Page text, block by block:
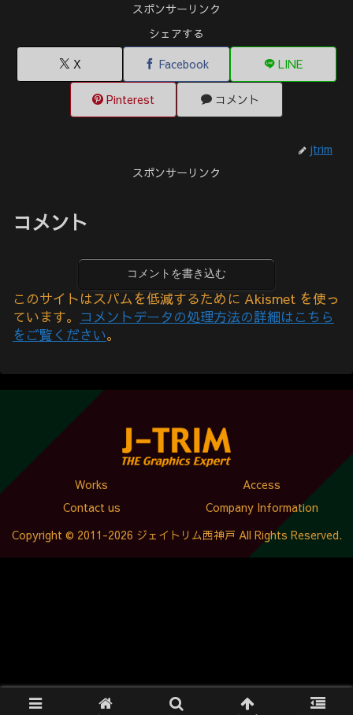
スポンサーリンク
シェアする
X
Facebook LINE
Pinterest コメント
jtrim
スポンサーリンク
コメント
コメントを書き込む
このサイトはスパムを低減するために Akismet を使っ
ています。 コメントデータの処理方法の詳細はこちら
をご覧ください。
Works
Access
Contact us
Company Information
Copyright © 2011-2026 ジェイトリム西神戸 All Rights Reserved.